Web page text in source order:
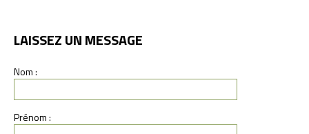
LAISSEZ UN MESSAGE
Nom :
Prénom :